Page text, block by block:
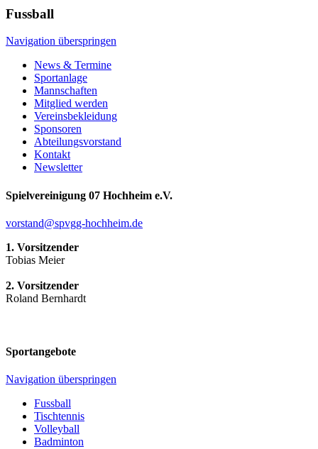
Fussball
Navigation überspringen
News & Termine
Sportanlage
Mannschaften
Mitglied werden
Vereinsbekleidung
Sponsoren
Abteilungsvorstand
Kontakt
Newsletter
Spielvereinigung 07 Hochheim e.V.
vorstand@spvgg-hochheim.de
1. Vorsitzender
Tobias Meier
2. Vorsitzender
Roland Bernhardt
Sportangebote
Navigation überspringen
Fussball
Tischtennis
Volleyball
Badminton